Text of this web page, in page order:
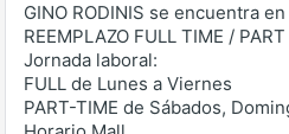
GINO RODINIS se encuentra
REEMPLAZO FULL TIME /
Jornada laboral:
FULL de Lunes a Viernes
PART-TIME de Sábados,